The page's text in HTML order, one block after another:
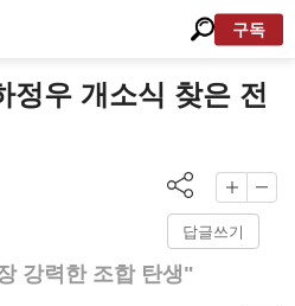
구독
우 개소식 찾은 전
답글쓰기
강력한 조합 탄생"